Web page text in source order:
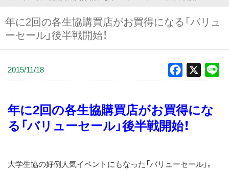
コ
ン
テ
年に2回の各生協購買店がお買得になる「バリュ
ーセール」後半戦開始！
2015/11/18 Facebook
年に2回の各生協購買店がお買得にな
る「バリューセール」後半戦開始！
大学生協の好例人気イベントにもなった「バリューセール」。